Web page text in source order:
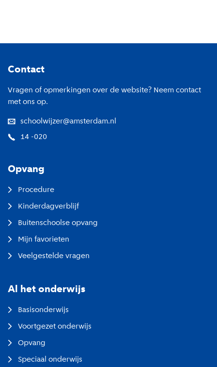
Contact
Vragen of opmerkingen over de website? Neem contact
met ons op.
schoolwijzer@amsterdam.nl
14 -020
Opvang
Procedure
Kinderdagverblijf
Buitenschoolse opvang
Mijn favorieten
Veelgestelde vragen
Al het onderwijs
Basisonderwijs
Voortgezet onderwijs
Opvang
Speciaal onderwijs